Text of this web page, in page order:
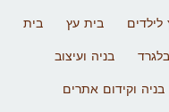
בית עץ
בית
בלגרד
בניה ועיצוב
בניה וקידום אתרים